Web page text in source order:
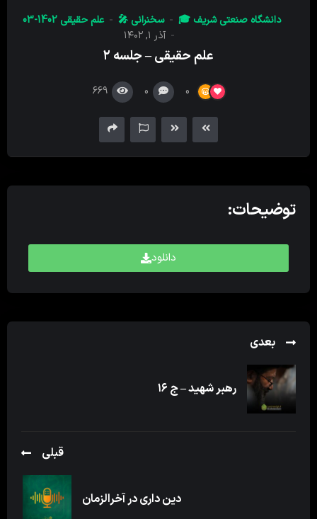
صدادانشگاه صنعتی شریف 🎓 سخنرانی 🎤
علم حقیقی 1402-03
آذر ۱, ۱۴۰۲
علم حقیقی – جلسه ۲
0
0
669
توضیحات:
دانلود
بعدی
رهبر شهید – ج ۱۶
قبلی
دین داری در آخرالزمان